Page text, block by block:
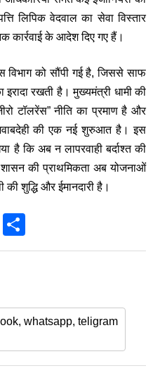
लिपिक वेदवाल का सेवा विस्तार
कार्रवाई के आदेश दिए गए हैं।
विभाग को सौंपी गई है, जिससे साफ
रखती है। मुख्यमंत्री धामी की
टॉलरेंस” नीति का प्रमाण है और
की एक नई शुरुआत है। इस
कि अब न लापरवाही बर्दाश्त की
की प्राथमिकता अब योजनाओं
शुद्धि और ईमानदारी है।
M
h
whatsapp, teligram